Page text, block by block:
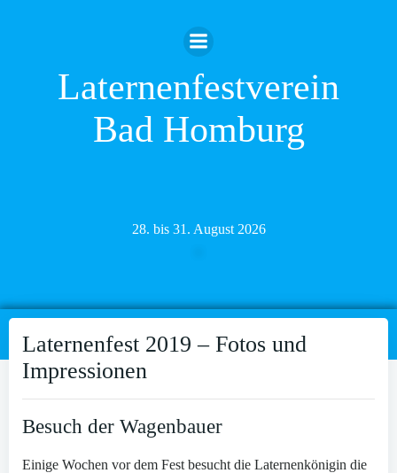
Inhalt
springen
Laternenfestverein
Bad Homburg
28. bis 31. August 2026
Laternenfest 2019 – Fotos und
Impressionen
Besuch der Wagenbauer
Einige Wochen vor dem Fest besucht die Laternenkönigin die